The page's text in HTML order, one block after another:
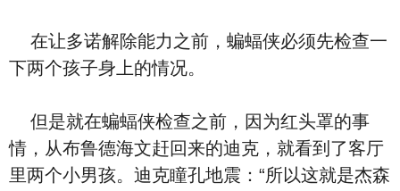
在让多诺解除能力之前，蝙蝠侠必须先检查一
下两个孩子身上的情况。
但是就在蝙蝠侠检查之前，因为红头罩的事
情，从布鲁德海文赶回来的迪克，就看到了客厅
里两个小男孩。迪克瞳孔地震：“所以这就是杰森